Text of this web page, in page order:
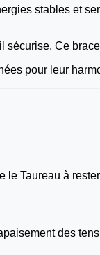
stables et
Ce
pour leur
le Taureau à
des